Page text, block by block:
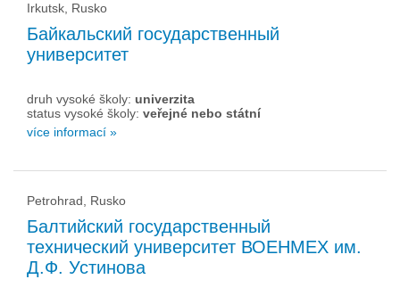
Irkutsk, Rusko
Байкальский государственный
университет
druh vysoké školy: univerzita
status vysoké školy: veřejné nebo státní
více informací »
Petrohrad, Rusko
Балтийский государственный
технический университет ВОЕНМЕХ им.
Д.Ф. Устинова